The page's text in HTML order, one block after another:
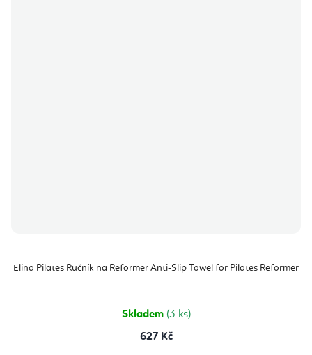
Elina Pilates Ručník na Reformer Anti-Slip Towel for Pilates Reformer
Skladem (3 ks)
627 Kč